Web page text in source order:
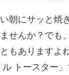
朝にサッと焼
せんか？でも
もありますよ
トースター」